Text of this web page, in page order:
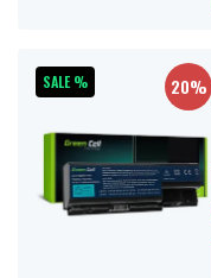
SALE % 20%